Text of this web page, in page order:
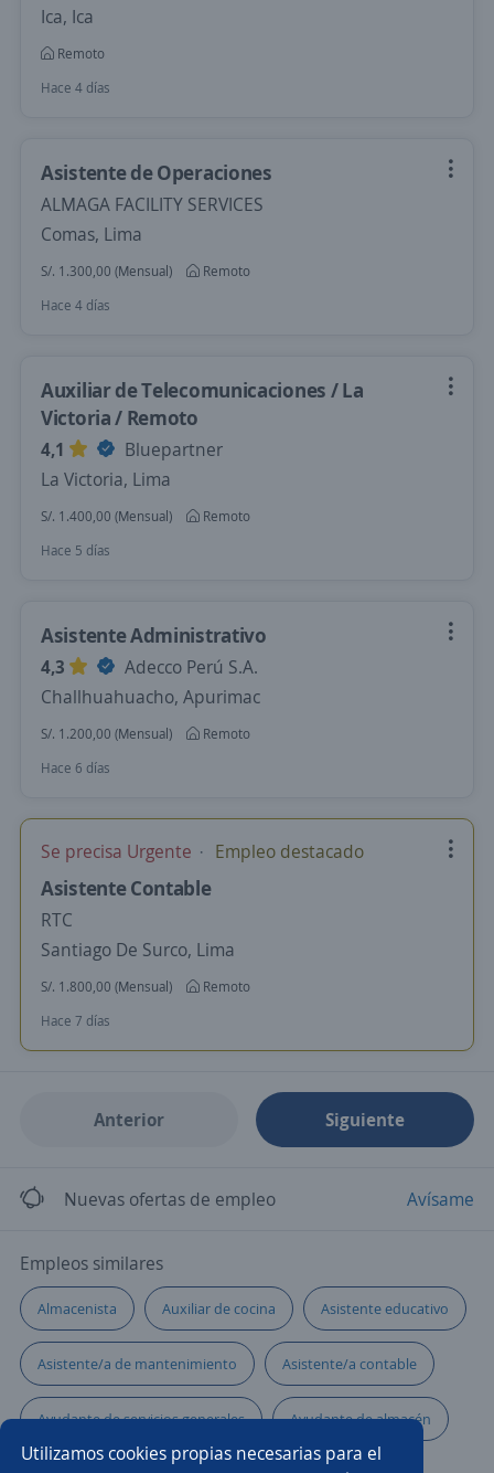
Ica, Ica
Remoto
Hace 4 días
Asistente de Operaciones
ALMAGA FACILITY SERVICES
Comas, Lima
S/. 1.300,00 (Mensual)
Remoto
Hace 4 días
Auxiliar de Telecomunicaciones / La
Victoria / Remoto
4,1
Bluepartner
La Victoria, Lima
S/. 1.400,00 (Mensual)
Remoto
Hace 5 días
Asistente Administrativo
4,3
Adecco Perú S.A.
Challhuahuacho, Apurimac
S/. 1.200,00 (Mensual)
Remoto
Hace 6 días
Se precisa Urgente Empleo destacado
Asistente Contable
RTC
Santiago De Surco, Lima
S/. 1.800,00 (Mensual)
Remoto
Hace 7 días
Anterior Siguiente
Nuevas ofertas de empleo Avísame
Empleos similares
Almacenista Auxiliar de cocina Asistente educativo
Asistente/a de mantenimiento Asistente/a contable
Ayudante de servicios generales Ayudante de almacén
Utilizamos cookies propias necesarias para el